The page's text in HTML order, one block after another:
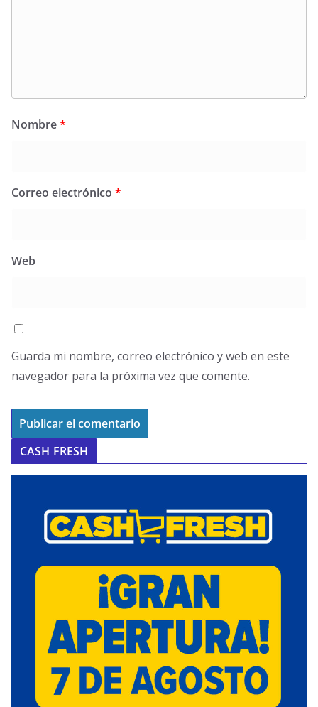
Nombre*
Correo electrónico *
Web
Guarda mi nombre, correo electrónico y web en este
navegador para la próxima vez que comente.
CASH FRESH